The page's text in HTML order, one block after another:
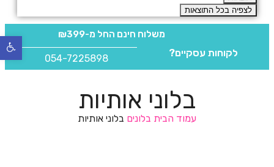
לצפיה בכל התוצאות
משלוח חינם החל מ-₪399
לקוחות עסקיים? 054-7225898
בלוני אותיות
עמוד הבית בלונים בלוני אותיות
פתח